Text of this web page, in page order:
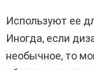
Используют ее
Иногда, если
необычное, то